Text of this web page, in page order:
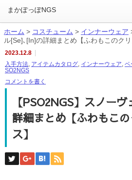
ホーム > コスチューム > インナーウェア
ル[Se]､[In]の詳細まとめ【ふわもこのクリ
2023.12.8
入手方法, アイテムカタログ, インナーウェア, ベ
SO2NGS
コメントを書く
【PSO2NGS】スノー
詳細まとめ【ふわもこ
ス】